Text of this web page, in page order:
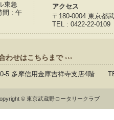
東急
間 : 午
アクセス
〒180-0004 東京都
TEL : 0422-22-
わせはこちらまで
10-5 多摩信用金庫吉祥寺支店4
東京武蔵野ロータリークラブ